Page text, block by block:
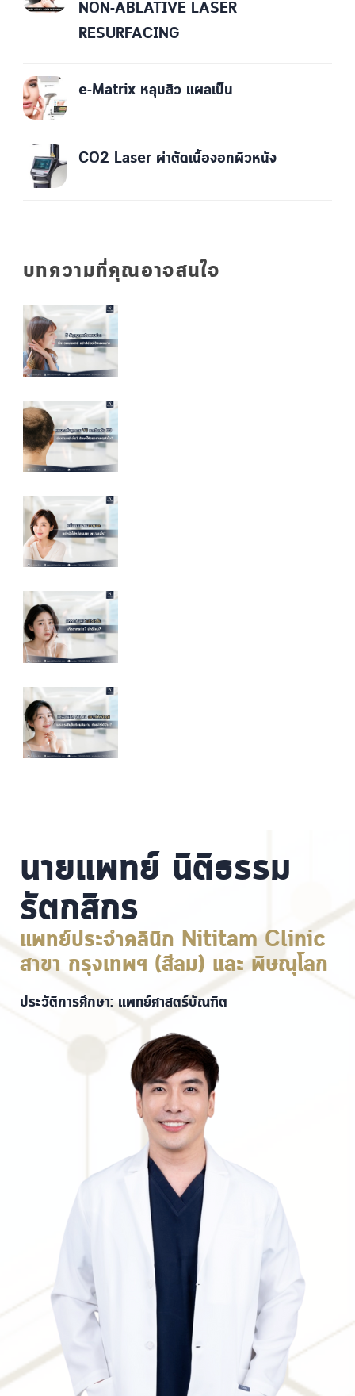
NON-ABLATIVE LASER
RESURFACING
e-Matrix หลุมสิว แผลเป็น
CO2 Laser ผ่าตัดเนื้องอกผิวหนัง
บทความที่คุณอาจสนใจ
นายแพทย์ นิติธรรม
รัตกสิกร
แพทย์ประจำคลินิก Nititam Clinic
สาขา กรุงเทพฯ (สีลม) และ พิษณุโลก
ประวัติการศึกษา: แพทย์ศาสตร์บัณฑิต